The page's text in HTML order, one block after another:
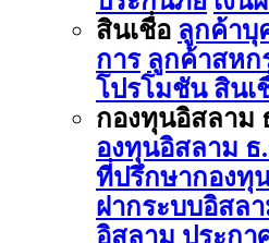
สินเชื่อ ลูกค้าบุ
การ ลูกค้าสห
โปรโมชัน สินเ
กองทุนอิสลาม
องทุนอิสลาม ธ
ที่ปรึกษากองทุ
ฝากระบบอิสล
อิสลาม ประกา